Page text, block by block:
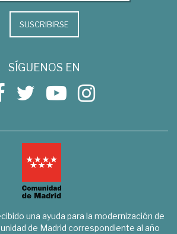
SUSCRIBIRSE
SÍGUENOS EN
una ayuda para la modernización de
de Madrid correspondiente al año